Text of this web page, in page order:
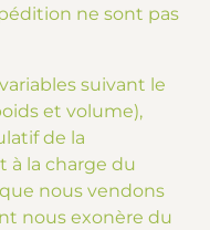
ne sont pas
suivant le
et volume),
de la
à la charge du
nous vendons
nous exonère du